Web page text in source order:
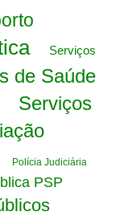
Serviços
de Saúde
Serviços
Polícia Judiciária
PSP